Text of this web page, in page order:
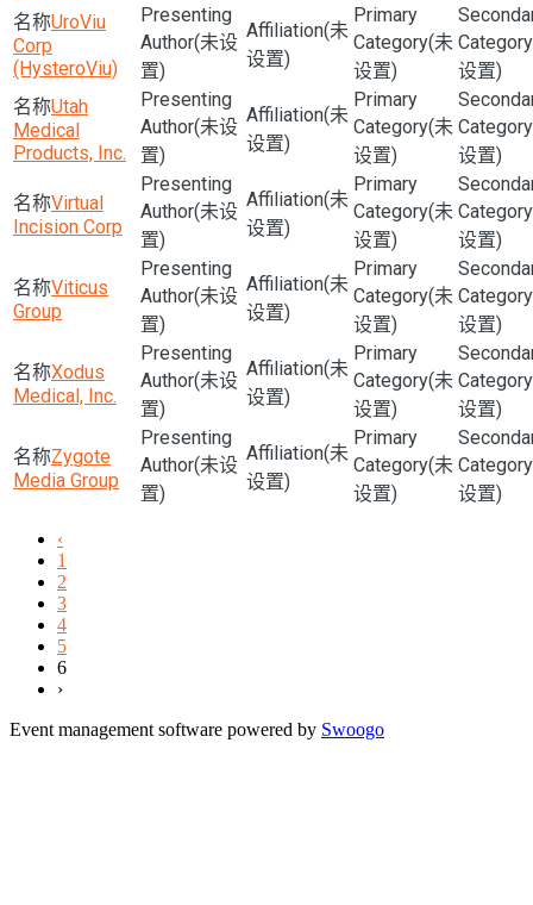
UroViu
Corp
(HysteroViu)
(未设
置)
(未
设置)
(未
设置)
设置)
Utah
Medical
Products, Inc.
(未设
置)
(未
设置)
(未
设置)
设置)
Virtual
Incision Corp
(未设
置)
(未
设置)
(未
设置)
设置)
Viticus
Group
(未设
置)
(未
设置)
(未
设置)
设置)
Xodus
Medical, Inc.
(未设
置)
(未
设置)
(未
设置)
设置)
Zygote
Media Group
(未设
置)
(未
设置)
(未
设置)
设置)
‹
1
2
3
4
5
6
›
Event management software powered by Swoogo